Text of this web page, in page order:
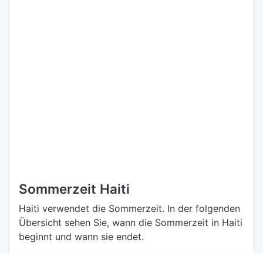
Sommerzeit Haiti
Haiti verwendet die Sommerzeit. In der folgenden
Übersicht sehen Sie, wann die Sommerzeit in Haiti
beginnt und wann sie endet.